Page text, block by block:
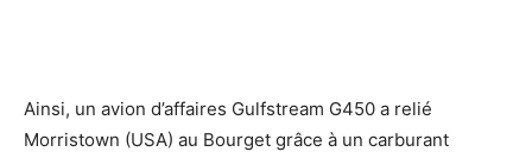
Ainsi, un avion d’affaires Gulfstream G450 a relié
Morristown (USA) au Bourget grâce à un carburant